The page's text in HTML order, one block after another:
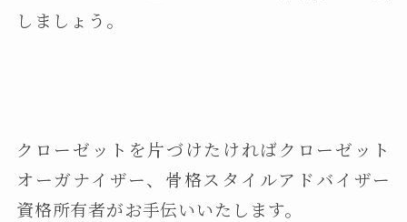
しましょう。
クローゼットを片づけたければクローゼット
オーガナイザー、骨格スタイルアドバイザー
資格所有者がお手伝いいたします。